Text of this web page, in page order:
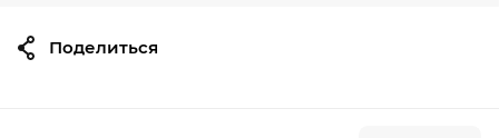
Поделиться